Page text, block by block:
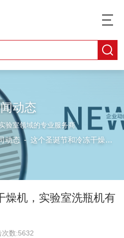
动态
验室领域的专业服务商
动态 -这个圣诞节和冷冻干燥机，实验室洗瓶机有约！
燥机，实验室洗瓶机有
数:5632